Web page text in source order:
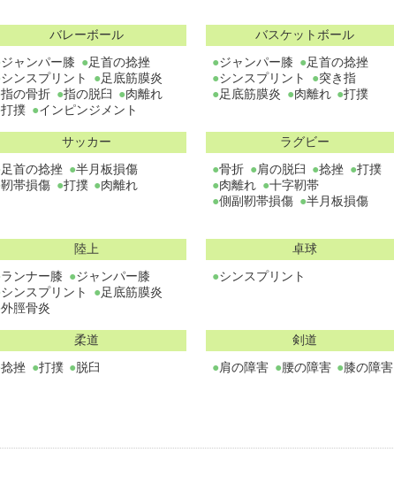
バレーボール
ジャンパー膝
足首の捻挫
シンスプリント
足底筋膜炎
指の骨折
指の脱臼
肉離れ
打撲
インピンジメント
バスケットボール
ジャンパー膝
足首の捻挫
シンスプリント
突き指
足底筋膜炎
肉離れ 打撲
サッカー
足首の捻挫
半月板損傷
靭帯損傷
打撲 肉離れ
ラグビー
骨折
肩の脱臼 捻挫
打撲
肉離れ
十字靭帯
側副靭帯損傷
半月板損傷
陸上
ランナー膝
ジャンパー膝
シンスプリント
足底筋膜炎
外脛骨炎
卓球
シンスプリント
柔道
捻挫
打撲 脱臼
剣道
肩の障害
腰の障害 膝の障害